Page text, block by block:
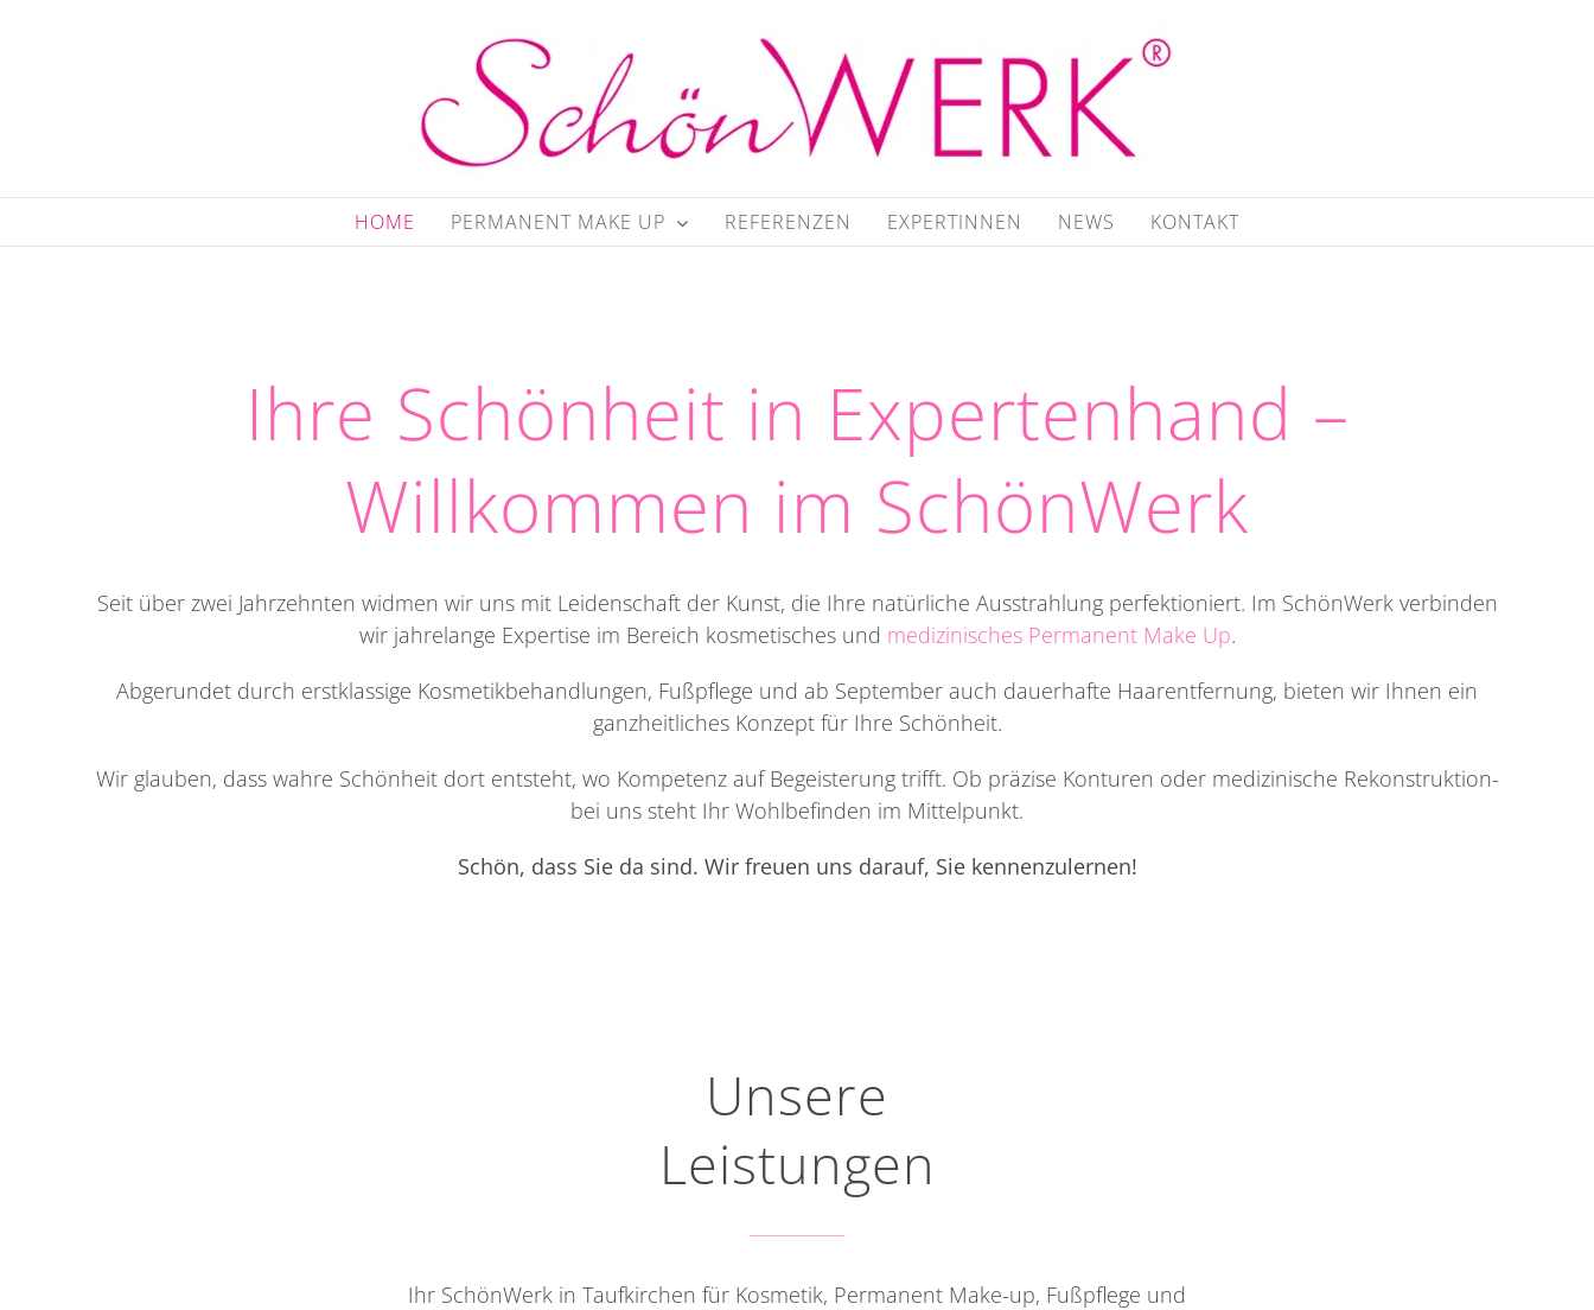
HOME PERMANENT MAKE UP REFERENZEN EXPERTINNEN NEWS KONTAKT
Ihre Schönheit in Expertenhand –
Willkommen im SchönWerk
Seit über zwei Jahrzehnten widmen wir uns mit Leidenschaft der Kunst, die Ihre natürliche Ausstrahlung perfektioniert. Im SchönWerk verbinden
wir jahrelange Expertise im Bereich kosmetisches und medizinisches Permanent Make Up.
Abgerundet durch erstklassige Kosmetikbehandlungen, Fußpflege und ab September auch dauerhafte Haarentfernung, bieten wir Ihnen ein
ganzheitliches Konzept für Ihre Schönheit.
Wir glauben, dass wahre Schönheit dort entsteht, wo Kompetenz auf Begeisterung trifft. Ob präzise Konturen oder medizinische Rekonstruktion-
bei uns steht Ihr Wohlbefinden im Mittelpunkt.
Schön, dass Sie da sind. Wir freuen uns darauf, Sie kennenzulernen!
Unsere
Leistungen
Ihr SchönWerk in Taufkirchen für Kosmetik, Permanent Make-up, Fußpflege und